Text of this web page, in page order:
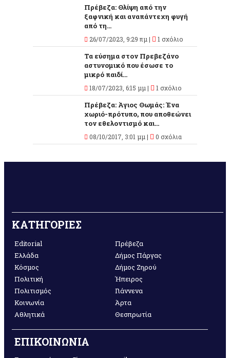
Πρέβεζα: Θλίψη από την
ξαφνική και αναπάντεχη φυγή
από τη...
26/07/2023, 9:29 πμ | 1 σχόλιο
Τα εύσημα στον Πρεβεζάνο
αστυνομικό που έσωσε το
μικρό παιδί...
18/07/2023, 6:15 μμ | 1 σχόλιο
Πρέβεζα: Άγιος Θωμάς: Ένα
χωριό-πρότυπο, που αποθεώνει
τον εθελοντισμό και...
08/10/2017, 3:01 μμ | 0 σχόλια
ΚΑΤΗΓΟΡΙΕΣ
Editorial
Ελλάδα
Κόσμος
Πολιτική
Πολιτισμός
Κοινωνία
Αθλητικά
Πρέβεζα
Δήμος Πάργας
Δήμος Ζηρού
Ήπειρος
Γιάννενα
Άρτα
Θεσπρωτία
ΕΠΙΚΟΙΝΩΝΙΑ